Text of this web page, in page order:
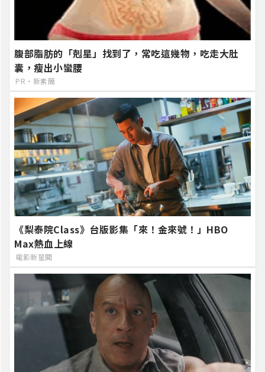
腹部脂肪的「剋星」找到了，常吃這幾物，吃走大肚
囊，瘦出小蠻腰
PR・新素簡
《梨泰院Class》台版影集「來！金來號！」HBO
Max熱血上線
電影新星聞